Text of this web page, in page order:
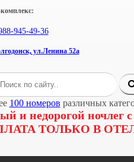
945-49-36
ул.Ленина 52а
100 номеров различных
и недорогой ночлег
ТОЛЬКО В